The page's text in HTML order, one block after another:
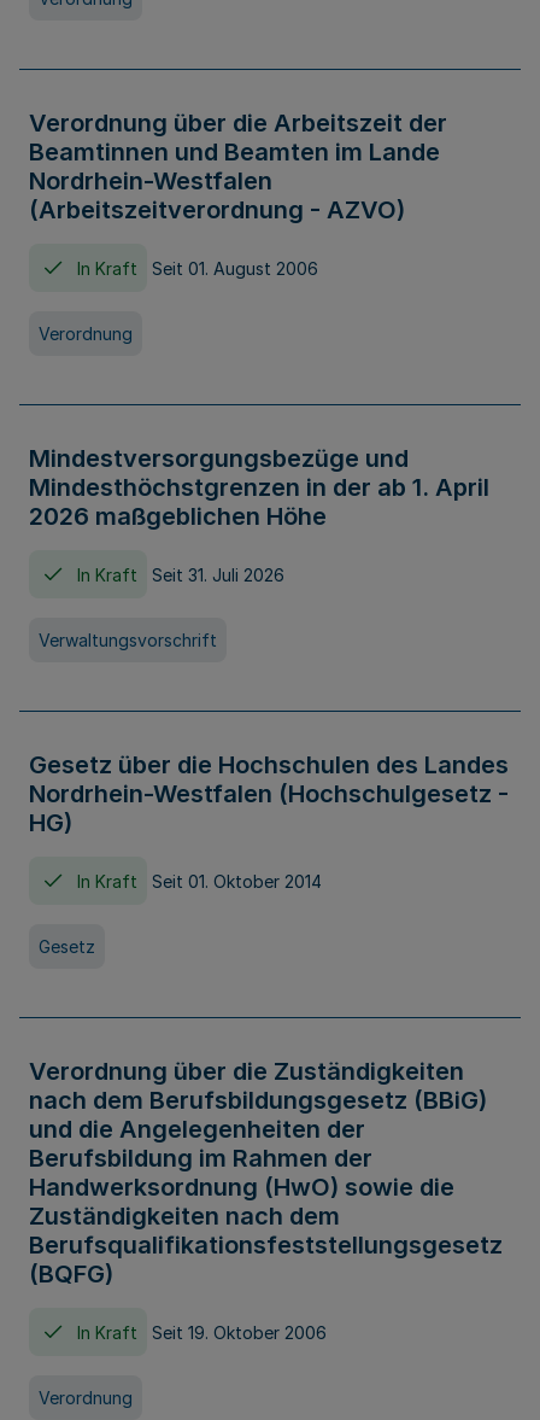
Verordnung über die Arbeitszeit der
Beamtinnen und Beamten im Lande
Nordrhein-Westfalen
(Arbeitszeitverordnung - AZVO)
In Kraft Seit 01. August 2006
Verordnung
Mindestversorgungsbezüge und
Mindesthöchstgrenzen in der ab 1. April
2026 maßgeblichen Höhe
In Kraft Seit 31. Juli 2026
Verwaltungsvorschrift
Gesetz über die Hochschulen des Landes
Nordrhein-Westfalen (Hochschulgesetz -
HG)
In Kraft Seit 01. Oktober 2014
Gesetz
Verordnung über die Zuständigkeiten
nach dem Berufsbildungsgesetz (BBiG)
und die Angelegenheiten der
Berufsbildung im Rahmen der
Handwerksordnung (HwO) sowie die
Zuständigkeiten nach dem
Berufsqualifikationsfeststellungsgesetz
(BQFG)
In Kraft Seit 19. Oktober 2006
Verordnung